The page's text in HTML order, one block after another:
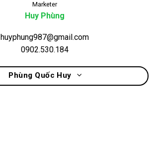
Marketer
Huy Phùng
huyphung987@gmail.com
0902.530.184
Phùng Quốc Huy